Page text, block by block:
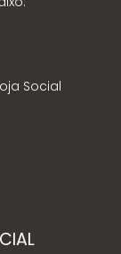
Social